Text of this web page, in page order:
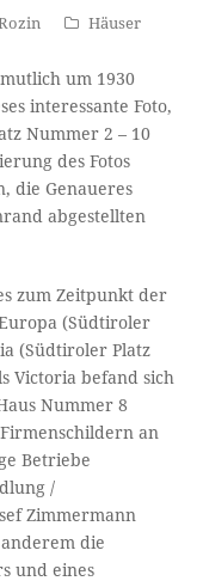
Häuser
um 1930
interessante Foto,
Nummer 2 – 10
des Fotos
die Genaueres
abgestellten
zum Zeitpunkt der
(Südtiroler
(Südtiroler Platz
Victoria befand sich
Nummer 8
an
Betriebe
/
Zimmermann
die
und eines